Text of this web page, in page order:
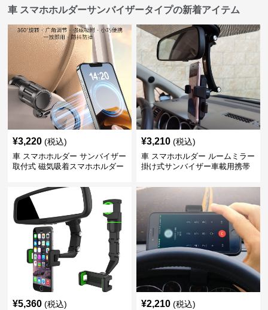
車 スマホホルダーサンバイザータイプの新着アイテム
¥3,220 (税込)
車 スマホホルダー サンバイザー
取付式 磁気吸着スマホホルダー
¥3,210 (税込)
車 スマホホルダー ルームミラー
掛け式サンバイザー車載用携帯
¥5,360 (税込) ¥2,210 (税込)